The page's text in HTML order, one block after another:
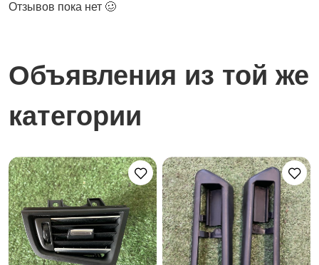
Отзывов пока нет 🥴
Объявления из той же
категории